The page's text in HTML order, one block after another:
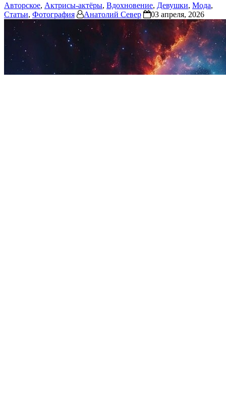
Авторское, Актрисы-актёры, Вдохновение, Девушки, Мода,
Статьи, Фотография Анатолий Север 03 апреля, 2026